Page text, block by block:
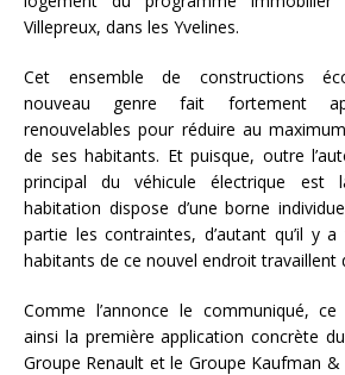
Villepreux, dans les Yvelines.
Cet ensemble de constructions
nouveau genre fait fortement
renouvelables pour réduire au
de ses habitants. Et puisque, outre
principal du véhicule électrique est
habitation dispose d’une borne
partie les contraintes, d’autant qu’il y
habitants de ce nouvel endroit travaillent
Comme l’annonce le communiqué,
ainsi la première application concrète
Groupe Renault et le Groupe Kaufman